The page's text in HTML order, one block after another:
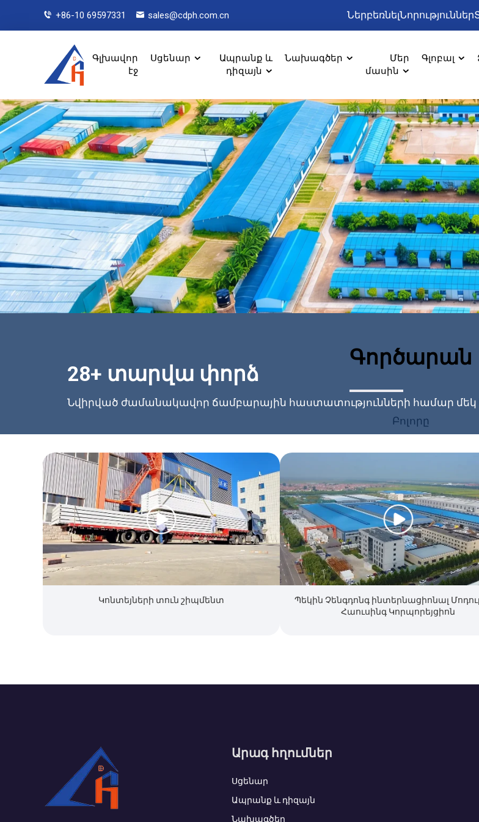
+86-10 69597331 sales@cdph.com.cn ՆերբեռնելՆորություններ
Գլխավոր
էջ
Սցենար
Ապրանք և
դիզայն
Նախագծեր
Մեր
մասին
Գլոբալ
28+ տարվա փորձ
Նվիրված ժամանակավոր ճամբարային հաստատությունների համար մեկ
Գործարան
Բոլորը
Կոնտեյների տուն շիպմենտ
Պեկին Չենգդոնգ ինտերնացիոնալ
Հաուսինգ Կորպորեյցիոն
Արագ հղումներ
Սցենար
Ապրանք և դիզայն
Նախագծեր